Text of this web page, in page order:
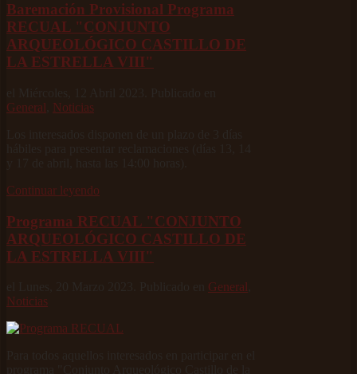
Baremación Provisional Programa
RECUAL "CONJUNTO
ARQUEOLÓGICO CASTILLO DE
LA ESTRELLA VIII"
General Noticias
Continuar leyendo
Programa RECUAL "CONJUNTO
ARQUEOLÓGICO CASTILLO DE
LA ESTRELLA VIII"
General
Noticias